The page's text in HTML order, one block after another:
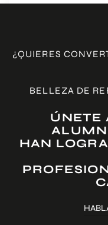
¿QUIERES
BELLEZA DE
ÚNETE
HAN